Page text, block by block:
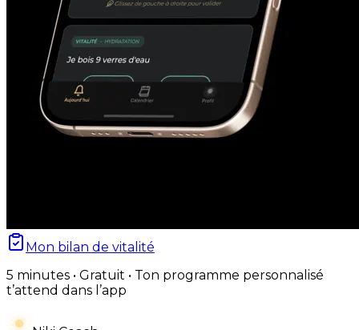
Mon bilan de vitalité
5 minutes • Gratuit • Ton programme personnalisé
t’attend dans l’app